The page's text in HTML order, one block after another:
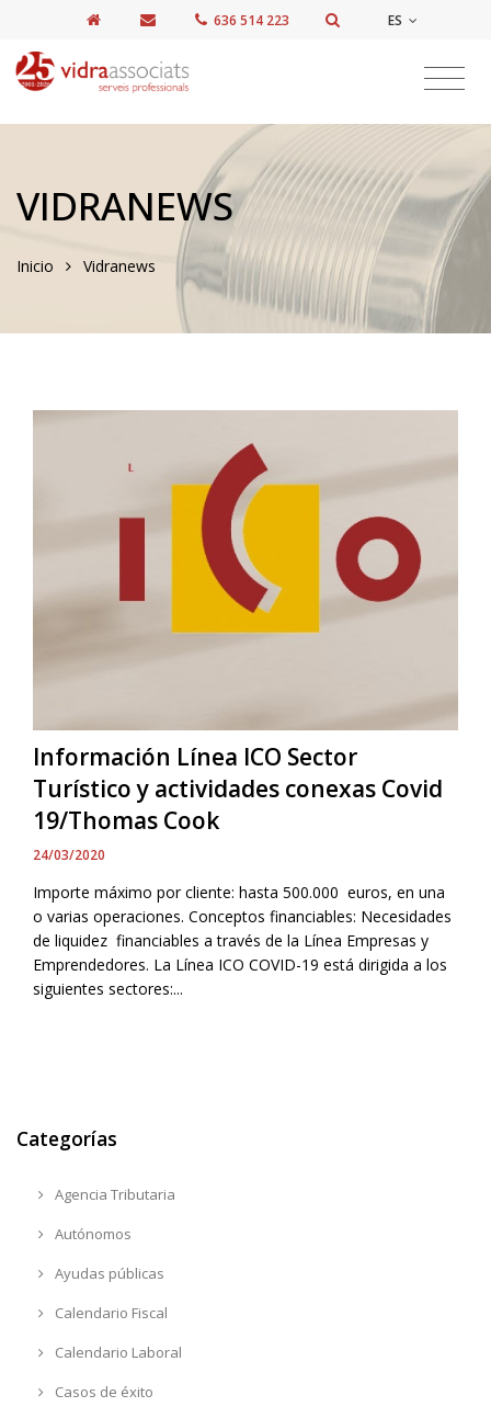
636 514 223 ES
VIDRANEWS
Inicio Vidranews
Información Línea ICO Sector
Turístico y actividades conexas Covid
19/Thomas Cook
24/03/2020
Importe máximo por cliente: hasta 500.000 euros, en una
o varias operaciones. Conceptos financiables: Necesidades
de liquidez financiables a través de la Línea Empresas y
Emprendedores. La Línea ICO COVID-19 está dirigida a los
siguientes sectores:...
Categorías
Agencia Tributaria
Autónomos
Ayudas públicas
Calendario Fiscal
Calendario Laboral
Casos de éxito